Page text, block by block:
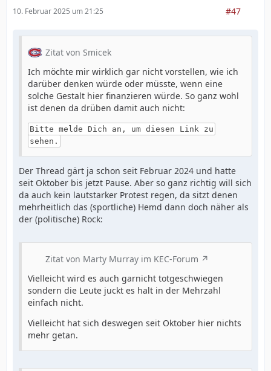
10. Februar 2025 um 21:25 #47
Zitat von Smicek
Ich möchte mir wirklich gar nicht vorstellen, wie ich
darüber denken würde oder müsste, wenn eine
solche Gestalt hier finanzieren würde. So ganz wohl
ist denen da drüben damit auch nicht:
Bitte melde Dich an, um diesen Link zu
sehen.
Der Thread gärt ja schon seit Februar 2024 und hatte
seit Oktober bis jetzt Pause. Aber so ganz richtig will sich
da auch kein lautstarker Protest regen, da sitzt denen
mehrheitlich das (sportliche) Hemd dann doch näher als
der (politische) Rock:
Zitat von Marty Murray im KEC-Forum
Vielleicht wird es auch garnicht totgeschwiegen
sondern die Leute juckt es halt in der Mehrzahl
einfach nicht.
Vielleicht hat sich deswegen seit Oktober hier nichts
mehr getan.